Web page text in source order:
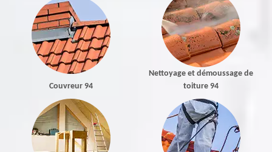
Couvreur 94
Nettoyage et démoussage de
toiture 94